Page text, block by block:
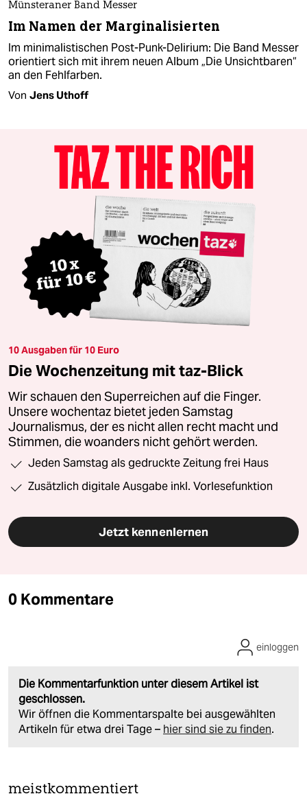
Münsteraner Band Messer
Im Namen der Marginalisierten
Im minimalistischen Post-Punk-Delirium: Die Band Messer
orientiert sich mit ihrem neuen Album „Die Unsichtbaren“
an den Fehlfarben.
Von Jens Uthoff
10 Ausgaben für 10 Euro
Die Wochenzeitung mit taz-Blick
Wir schauen den Superreichen auf die Finger.
Unsere wochentaz bietet jeden Samstag
Journalismus, der es nicht allen recht macht und
Stimmen, die woanders nicht gehört werden.
Jeden Samstag als gedruckte Zeitung frei Haus
Zusätzlich digitale Ausgabe inkl. Vorlesefunktion
Jetzt kennenlernen
0 Kommentare
Die Kommentarfunktion unter diesem Artikel ist
geschlossen.
Wir öffnen die Kommentarspalte bei ausgewählten
Artikeln für etwa drei Tage – hier sind sie zu finden.
einloggen
meistkommentiert